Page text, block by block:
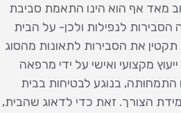
מאד אף הוא הינו התאמת סביבת
הסבירות לנפילות ולכן- על הבית
את הסבירות לתאונות מהסוג
מקצועי ואישי על ידי מרפאה
התמחותה, בנוגע לבטיחות בבית
הצורך. זאת כדי לדאוג שהבית,